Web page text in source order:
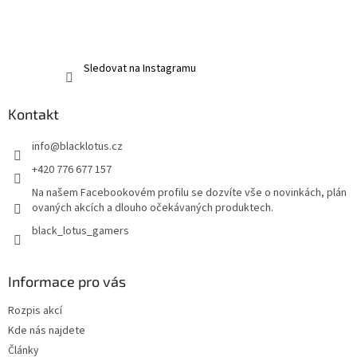
Sledovat na Instagramu
Kontakt
info@blacklotus.cz
+420 776 677 157
Na našem Facebookovém profilu se dozvíte vše o novinkách, plán
ovaných akcích a dlouho očekávaných produktech.
black_lotus_gamers
Informace pro vás
Rozpis akcí
Kde nás najdete
Články